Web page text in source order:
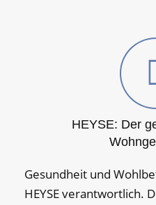
HEYSE: Der
Gesundheit und
HEYSE ver­antwortlich.